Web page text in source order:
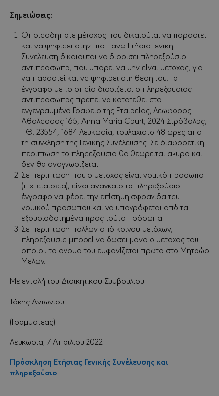
Σημειώσεις:
Oποιοσδήποτε μέτοχος που δικαιούται να παραστεί
και να ψηφίσει στην πιο πάνω Ετήσια Γενική
Συνέλευση δικαιούται να διορίσει πληρεξούσιο
αντιπρόσωπο, που μπορεί να μην είναι μέτοχος, για
να παραστεί και να ψηφίσει στη θέση του. Το
έγγραφο με το οποίο διορίζεται ο πληρεξούσιος
αντιπρόσωπος πρέπει να κατατεθεί στο
εγγεγραμμένο Γραφείο της Εταιρείας, Λεωφόρος
Αθαλάσσας 165, Αnna Maria Court, 2024 Στρόβολος,
Τ.Θ. 23554, 1684 Λευκωσία, τουλάχιστο 48 ώρες από
τη σύγκληση της Γενικής Συνέλευσης. Σε διαφορετική
περίπτωση το πληρεξούσιο θα θεωρείται άκυρο και
δεν θα αναγνωρίζεται.
Σε περίπτωση που ο μέτοχος είναι νομικό πρόσωπο
(π.χ. εταιρεία), είναι αναγκαίο το πληρεξούσιο
έγγραφο να φέρει την επίσημη σφραγίδα του
νομικού προσώπου και να υπογράφεται από τα
εξουσιοδοτημένα προς τούτο πρόσωπα.
Σε περίπτωση πολλών από κοινού μετόχων,
πληρεξούσιο μπορεί να δώσει μόνο ο μέτοχος του
οποίου το όνομα του εμφανίζεται πρώτο στο Μητρώο
Μελών.
Με εντολή του Διοικητικού Συμβουλίου
Τάκης Αντωνίου
(Γραμματέας)
Λευκωσία, 7 Απριλίου 2022
Πρόσκληση Ετήσιας Γενικής Συνέλευσης και
πληρεξούσιο